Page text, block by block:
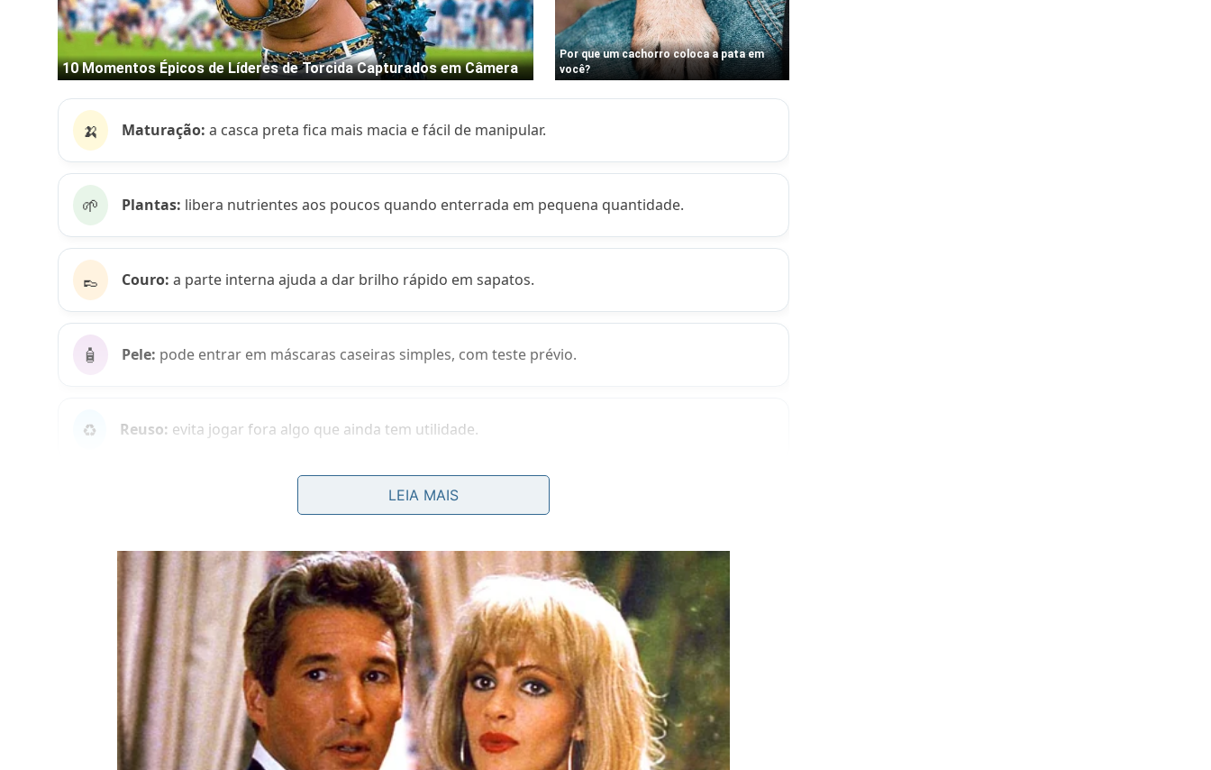
🍌 Maturação: a casca preta fica mais macia e fácil de manipular.
🌱 Plantas: libera nutrientes aos poucos quando enterrada em pequena quantidade.
👞 Couro: a parte interna ajuda a dar brilho rápido em sapatos.
🧴 Pele: pode entrar em máscaras caseiras simples, com teste prévio.
♻️ Reuso: evita jogar fora algo que ainda tem utilidade.
Como usar casca de banana preta nas plantas?
pequenos e enterrar longe do caule, cobrindo bem com terra para evitar cheiro, moscas eexcesso
Use pouca quantidade, especialmente em vasos pequenos. Uma casca inteira pode fermentar, atrair
insetos e compactar o solo se for colocada sem preparo; por isso, o melhor é aplicar aos poucos, sempre
observando a resposta daplanta
LEIA MAIS